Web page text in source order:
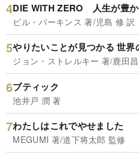
DIE WITH ZERO 人生が豊
ビル・パーキンス 著/児島 修 訳
やりたいことが見つかる 世界
ジョン・ストレルキー 著/鹿田
ブティック
池井戸 潤 著
わたしはこれでやせました
MEGUMI 著/道下将太郎 監修